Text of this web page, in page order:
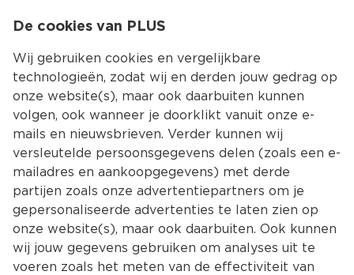
Kies jouw
De cookies van PLUS
Wij gebruiken cookies en vergelijkbare
technologieën, zodat wij en derden jouw gedrag op
onze website(s), maar ook daarbuiten kunnen
volgen, ook wanneer je doorklikt vanuit onze e-
mails en nieuwsbrieven. Verder kunnen wij
versleutelde persoonsgegevens delen (zoals een e-
mailadres en aankoopgegevens) met derde
partijen zoals onze advertentiepartners om je
gepersonaliseerde advertenties te laten zien op
onze website(s), maar ook daarbuiten. Ook kunnen
wij jouw gegevens gebruiken om analyses uit te
voeren zoals het meten van de effectiviteit van